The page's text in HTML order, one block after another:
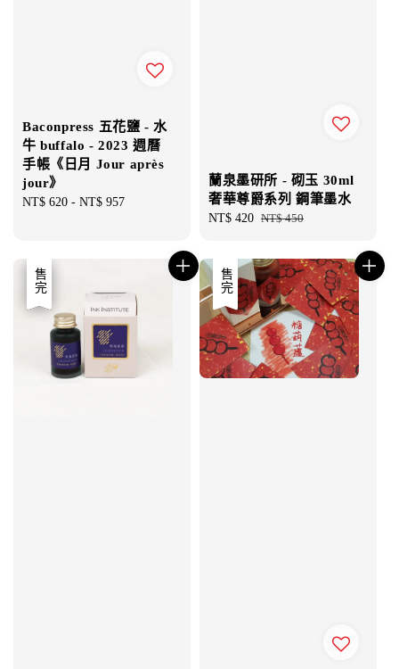
Baconpress 五花鹽 - 水
牛 buffalo - 2023 週曆
手帳《日月 Jour après
jour》
Regular
NT$ 620 - NT$ 957
蘭泉墨研所 - 砌玉 30ml
奢華尊爵系列 鋼筆墨水
Sale
NT$ 420 Regular
NT$ 450
優惠
售完 售完